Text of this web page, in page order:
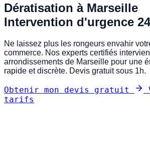
Dératisation à Marseille
Intervention d'urgence
Ne laissez plus les rongeurs envahir
commerce. Nos experts certifiés
arrondissements de Marseille pour une
rapide et discrète. Devis gratuit sous 1h.
Obtenir mon devis gratuit
tarifs